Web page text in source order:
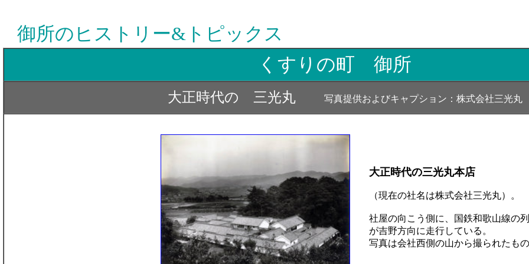
くすりの町 御所
大正時代の 三光丸 写真提供およびキャプション：株式会社三光丸
大正時代の三光丸本店
（現在の社名は株式会社三光丸）。
社屋の向こう側に、国鉄和歌山線の
が吉野方向に走行している。
写真は会社西側の山から撮られたもの
御所のヒストリー&トピックス